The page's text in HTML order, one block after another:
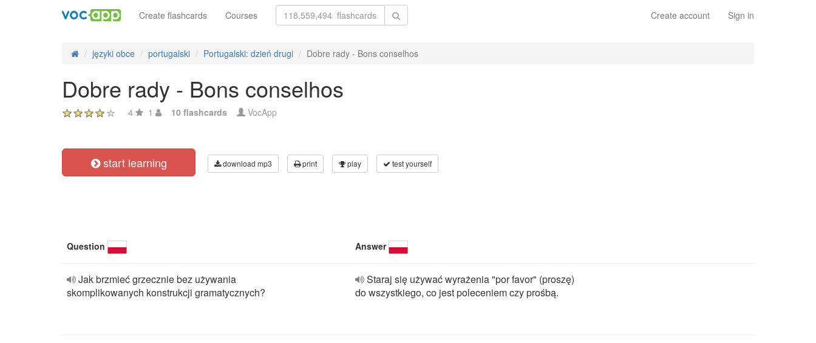
Create account Sign in
Create flashcards Courses
języki obce portugalski Portugalski: dzień drugi Dobre rady - Bons conselhos
Dobre rady - Bons conselhos
4 1 10 flashcards VocApp
start learning download mp3 print play test yourself
Question Answer
Jak brzmieć grzecznie bez używania
skomplikowanych konstrukcji gramatycznych?
Staraj się używać wyrażenia "por favor" (proszę)
do wszystkiego, co jest poleceniem czy prośbą.